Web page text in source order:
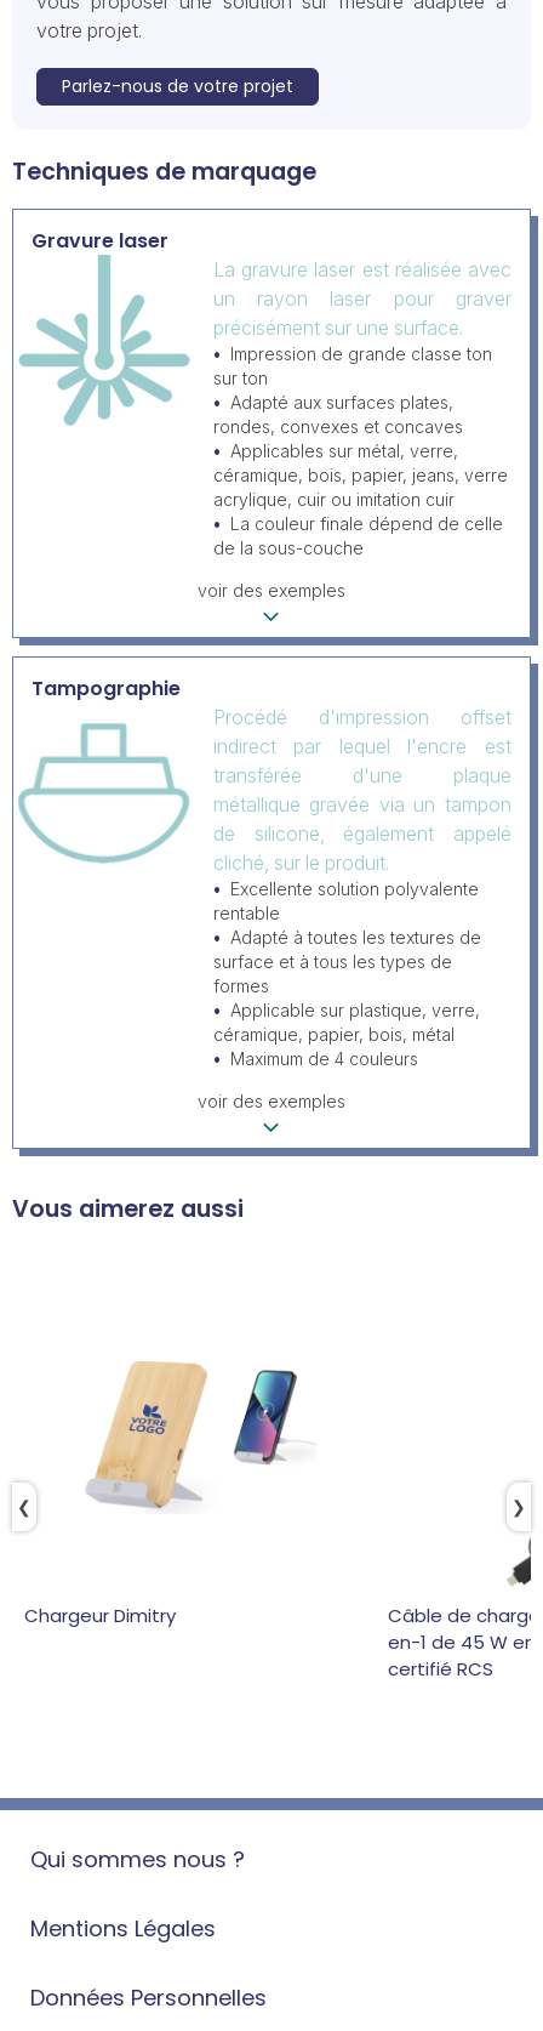
votre projet.
Parlez-nous de votre projet
Techniques de marquage
Gravure laser
La gravure laser est réalisée avec
un rayon laser pour graver
précisément sur une surface.
Impression de grande classe ton
sur ton
Adapté aux surfaces plates,
rondes, convexes et concaves
Applicables sur métal, verre,
céramique, bois, papier, jeans, verre
acrylique, cuir ou imitation cuir
La couleur finale dépend de celle
de la sous-couche
voir des exemples
Tampographie
Procédé d'impression offset
indirect par lequel l'encre est
transférée d'une plaque
métallique gravée via un tampon
de silicone, également appelé
cliché, sur le produit.
Excellente solution polyvalente
rentable
Adapté à toutes les textures de
surface et à tous les types de
formes
Applicable sur plastique, verre,
céramique, papier, bois, métal
Maximum de 4 couleurs
voir des exemples
Vous aimerez aussi
Chargeur Dimitry
Câble de
en-1 de 45 W
certifié RCS
❯
❮
Qui sommes nous ?
Mentions Légales
Données Personnelles